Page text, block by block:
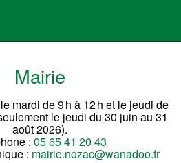
Mairie
mardi de 9 h à 12 h et le jeudi de
le jeudi du 30 juin au 31
août 2026).
:05 65 41 20 43
: mairie.nozac@wanadoo.fr